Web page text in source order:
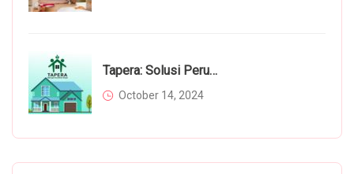
Tapera: Solusi Perumahan Bagi Rakyat Atau Beban Tambahan?
October 14, 2024